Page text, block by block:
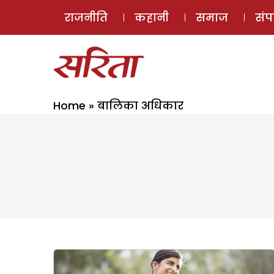
राजनीति कहानी समाज
Home » बालिका अधिकार